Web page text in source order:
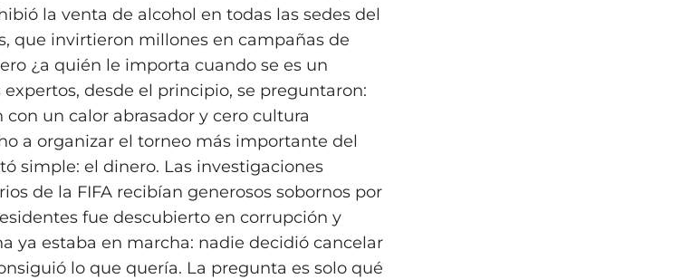
la venta de alcohol en todas las sedes del
que invirtieron millones en campañas de
¿a quién le importa cuando se es un
desde el principio, se preguntaron:
un calor abrasador y cero cultura
a organizar el torneo más importante del
simple: el dinero. Las investigaciones
de la FIFA recibían generosos sobornos por
fue descubierto en corrupción y
ya estaba en marcha: nadie decidió cancelar
lo que quería. La pregunta es solo qué